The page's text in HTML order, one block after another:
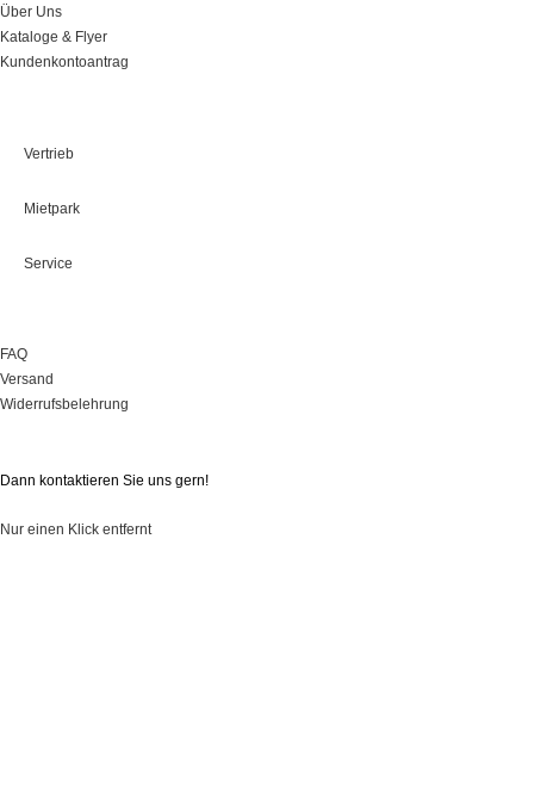
Über Uns
Kataloge & Flyer
Kundenkontoantrag
Vertrieb
Mietpark
Service
FAQ
Versand
Widerrufsbelehrung
Dann kontaktieren Sie uns gern!
Nur einen Klick entfernt